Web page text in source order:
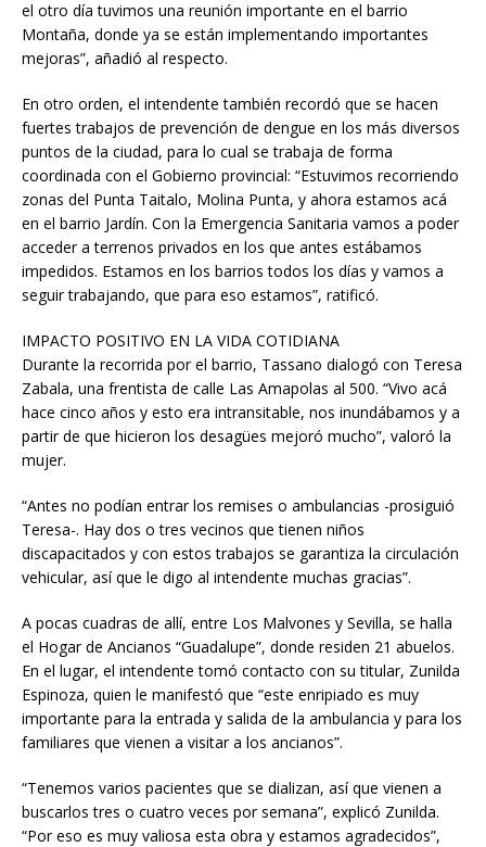
el otro día tuvimos una reunión importante en el barrio
Montaña, donde ya se están implementando importantes
mejoras”, añadió al respecto.
En otro orden, el intendente también recordó que se hacen
fuertes trabajos de prevención de dengue en los más diversos
puntos de la ciudad, para lo cual se trabaja de forma
coordinada con el Gobierno provincial: “Estuvimos recorriendo
zonas del Punta Taitalo, Molina Punta, y ahora estamos acá
en el barrio Jardín. Con la Emergencia Sanitaria vamos a poder
acceder a terrenos privados en los que antes estábamos
impedidos. Estamos en los barrios todos los días y vamos a
seguir trabajando, que para eso estamos”, ratificó.
IMPACTO POSITIVO EN LA VIDA COTIDIANA
Durante la recorrida por el barrio, Tassano dialogó con Teresa
Zabala, una frentista de calle Las Amapolas al 500. “Vivo acá
hace cinco años y esto era intransitable, nos inundábamos y a
partir de que hicieron los desagües mejoró mucho”, valoró la
mujer.
“Antes no podían entrar los remises o ambulancias -prosiguió
Teresa-. Hay dos o tres vecinos que tienen niños
discapacitados y con estos trabajos se garantiza la circulación
vehicular, así que le digo al intendente muchas gracias”.
A pocas cuadras de allí, entre Los Malvones y Sevilla, se halla
el Hogar de Ancianos “Guadalupe”, donde residen 21 abuelos.
En el lugar, el intendente tomó contacto con su titular, Zunilda
Espinoza, quien le manifestó que “este enripiado es muy
importante para la entrada y salida de la ambulancia y para los
familiares que vienen a visitar a los ancianos”.
“Tenemos varios pacientes que se dializan, así que vienen a
buscarlos tres o cuatro veces por semana”, explicó Zunilda.
“Por eso es muy valiosa esta obra y estamos agradecidos”,